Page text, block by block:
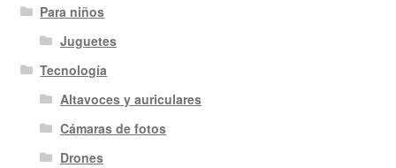
Para niños
Juguetes
Tecnología
Altavoces y auriculares
Cámaras de fotos
Drones